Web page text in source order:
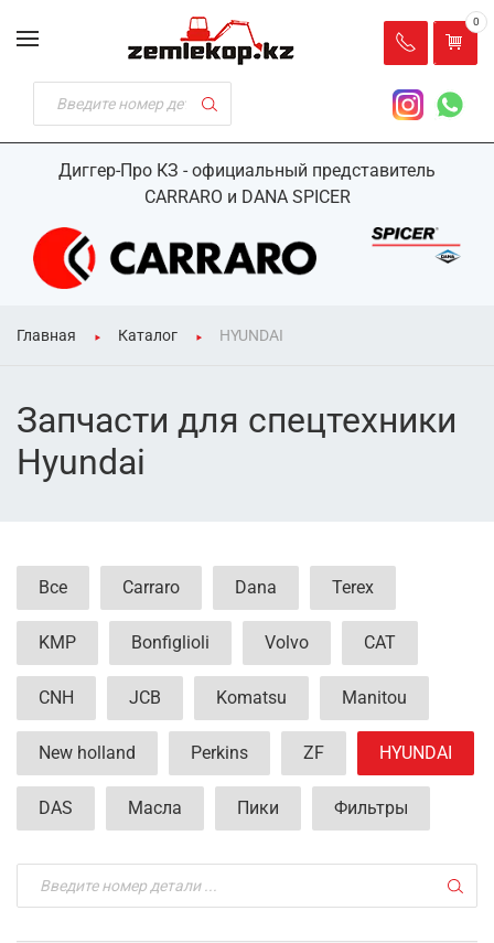
Диггер-Про КЗ - официальный представитель
CARRARO и DANA SPICER
0
Главная Каталог HYUNDAI
Запчасти для спецтехники
Hyundai
Все Carraro Dana Terex
KMP Bonfiglioli Volvo CAT
CNH JCB Komatsu Manitou
New holland Perkins ZF HYUNDAI
DAS Масла Пики Фильтры